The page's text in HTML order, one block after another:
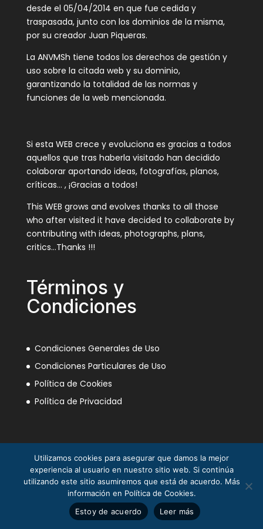
desde el 05/04/2014 en que fue cedida y
traspasada, junto con los dominios de la misma,
por su creador Juan Piqueras.
La ANVMSh tiene todos los derechos de gestión y
uso sobre la citada web y su dominio,
garantizando la totalidad de las normas y
funciones de la web mencionada.
Si esta WEB crece y evoluciona es gracias a todos
aquellos que tras haberla visitado han decidido
colaborar aportando ideas, fotografías, planos,
críticas… , ¡Gracias a todos!
This WEB grows and evolves thanks to all those
who after visited it have decided to collaborate by
contributing with ideas, photographs, plans,
critics…Thanks !!!
Términos y
Condiciones
Condiciones Generales de Uso
Condiciones Particulares de Uso
Política de Cookies
Política de Privacidad
La Mili en el Sáhara ® Juan Piqueras 2003-2013
© Asociación Nacional Veteranos Mili Sáhara 2025
Utilizamos cookies para asegurar que damos la mejor
experiencia al usuario en nuestro sitio web. Si continúa
utilizando este sitio asumiremos que está de acuerdo. Más
información en Política de Cookies.
Estoy de acuerdo
Leer más